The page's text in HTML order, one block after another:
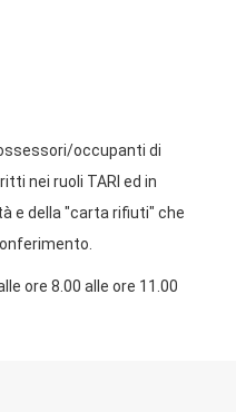
occupanti di
nei ruoli TARI ed in
e della "carta rifiuti" che
ore 8.00 alle ore 11.00